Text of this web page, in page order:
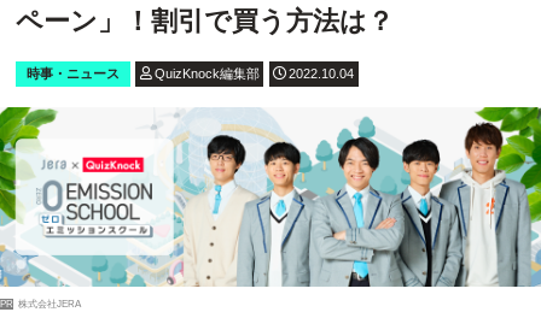
ペーン」！割引で買う方法は？
時事・ニュース QuizKnock編集部 2022.10.04
PR 株式会社JERA